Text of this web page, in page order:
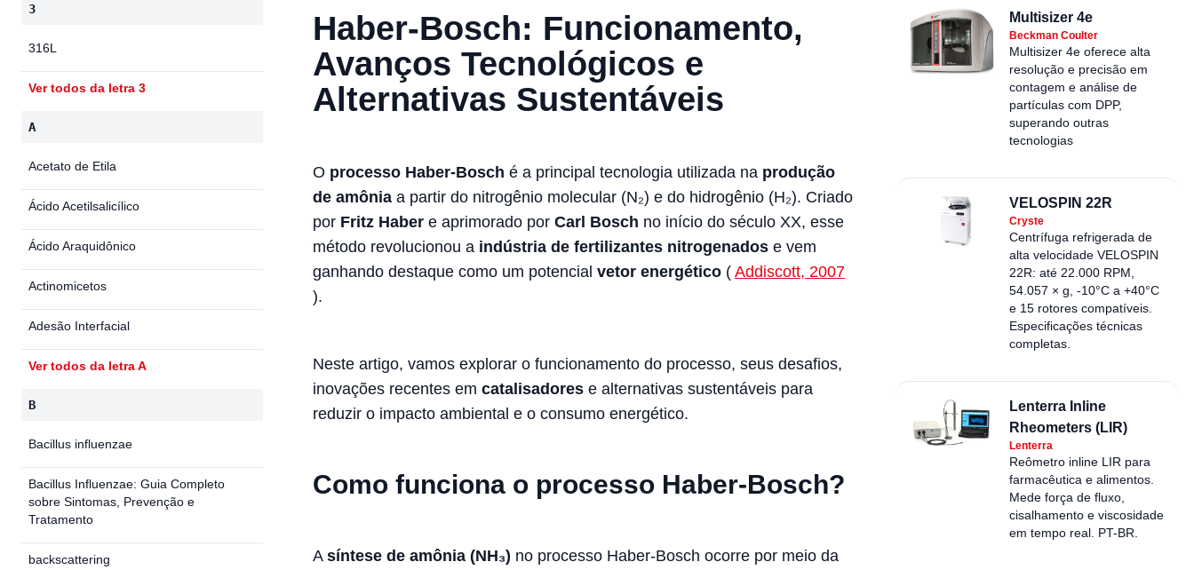
Haber-Bosch: Funcionamento,
Avanços Tecnológicos e
Alternativas Sustentáveis
O processo Haber-Bosch é a principal tecnologia utilizada na produção
de amônia a partir do nitrogênio molecular (N₂) e do hidrogênio (H₂). Criado
por Fritz Haber e aprimorado por Carl Bosch no início do século XX, esse
método revolucionou a indústria de fertilizantes nitrogenados e vem
ganhando destaque como um potencial vetor energético ( Addiscott, 2007
).
Neste artigo, vamos explorar o funcionamento do processo, seus desafios,
inovações recentes em catalisadores e alternativas sustentáveis para
reduzir o impacto ambiental e o consumo energético.
Como funciona o processo Haber-Bosch?
A síntese de amônia (NH₃) no processo Haber-Bosch ocorre por meio da
3
316L
Ver todos da letra 3
A
Acetato de Etila
Ácido Acetilsalicílico
Ácido Araquidônico
Actinomicetos
Adesão Interfacial
Ver todos da letra A
B
Bacillus influenzae
Bacillus Influenzae: Guia Completo
sobre Sintomas, Prevenção e
Tratamento
backscattering
Multisizer 4e
Beckman Coulter
Multisizer 4e oferece alta
resolução e precisão em
contagem e análise de
partículas com DPP,
superando outras
tecnologias
VELOSPIN 22R
Cryste
Centrífuga refrigerada de
alta velocidade VELOSPIN
22R: até 22.000 RPM,
54.057 × g, -10°C a +40°C
e 15 rotores compatíveis.
Especificações técnicas
completas.
Lenterra Inline
Rheometers (LIR)
Lenterra
Reômetro inline LIR para
farmacêutica e alimentos.
Mede força de fluxo,
cisalhamento e viscosidade
em tempo real. PT-BR.